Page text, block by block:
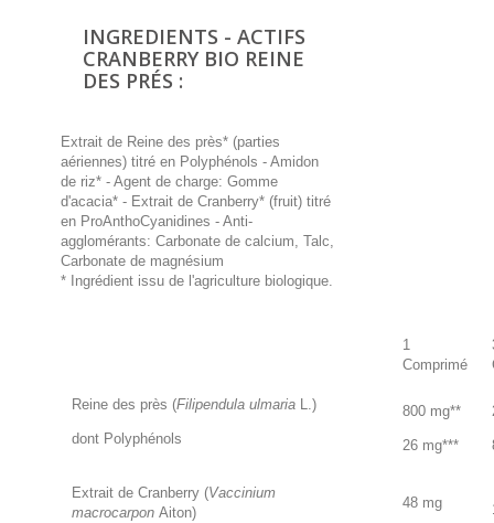
INGREDIENTS - ACTIFS
CRANBERRY BIO REINE
DES PRÉS :
Extrait de Reine des près* (parties
aériennes) titré en Polyphénols - Amidon
de riz* - Agent de charge: Gomme
d'acacia* - Extrait de Cranberry* (fruit) titré
en ProAnthoCyanidines - Anti-
agglomérants: Carbonate de calcium, Talc,
Carbonate de magnésium
* Ingrédient issu de l'agriculture biologique.
1
Comprimé
Reine des près (Filipendula ulmaria L.)
dont Polyphénols
800 mg**
26 mg***
Extrait de Cranberry (Vaccinium
macrocarpon Aiton)
48 mg